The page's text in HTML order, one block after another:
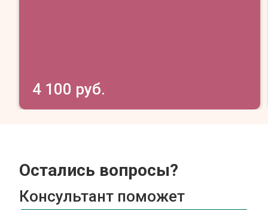
4 100 руб.
Остались вопросы?
Консультант поможет